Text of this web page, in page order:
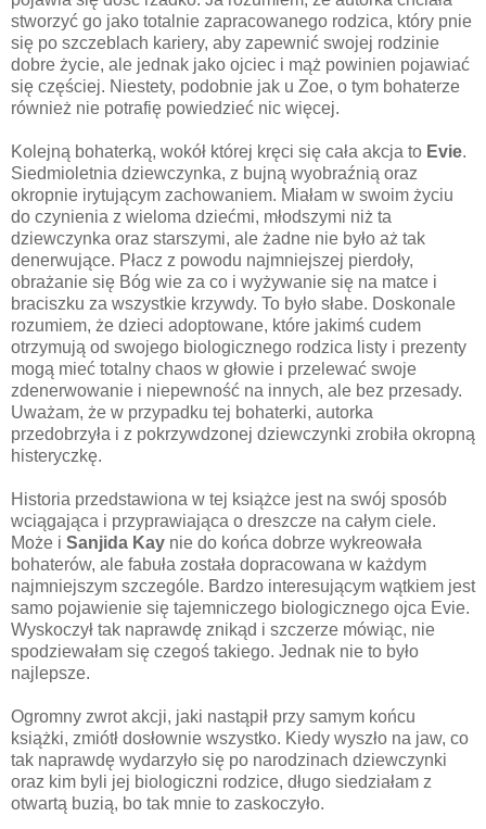
stworzyć go jako totalnie zapracowanego rodzica, który pnie
się po szczeblach kariery, aby zapewnić swojej rodzinie
dobre życie, ale jednak jako ojciec i mąż powinien pojawiać
się częściej. Niestety, podobnie jak u Zoe, o tym bohaterze
również nie potrafię powiedzieć nic więcej.
Kolejną bohaterką, wokół której kręci się cała akcja to Evie.
Siedmioletnia dziewczynka, z bujną wyobraźnią oraz
okropnie irytującym zachowaniem. Miałam w swoim życiu
do czynienia z wieloma dziećmi, młodszymi niż ta
dziewczynka oraz starszymi, ale żadne nie było aż tak
denerwujące. Płacz z powodu najmniejszej pierdoły,
obrażanie się Bóg wie za co i wyżywanie się na matce i
braciszku za wszystkie krzywdy. To było słabe. Doskonale
rozumiem, że dzieci adoptowane, które jakimś cudem
otrzymują od swojego biologicznego rodzica listy i prezenty
mogą mieć totalny chaos w głowie i przelewać swoje
zdenerwowanie i niepewność na innych, ale bez przesady.
Uważam, że w przypadku tej bohaterki, autorka
przedobrzyła i z pokrzywdzonej dziewczynki zrobiła okropną
histeryczkę.
Historia przedstawiona w tej książce jest na swój sposób
wciągająca i przyprawiająca o dreszcze na całym ciele.
Może i Sanjida Kay nie do końca dobrze wykreowała
bohaterów, ale fabuła została dopracowana w każdym
najmniejszym szczególe. Bardzo interesującym wątkiem jest
samo pojawienie się tajemniczego biologicznego ojca Evie.
Wyskoczył tak naprawdę znikąd i szczerze mówiąc, nie
spodziewałam się czegoś takiego. Jednak nie to było
najlepsze.
Ogromny zwrot akcji, jaki nastąpił przy samym końcu
książki, zmiótł dosłownie wszystko. Kiedy wyszło na jaw, co
tak naprawdę wydarzyło się po narodzinach dziewczynki
oraz kim byli jej biologiczni rodzice, długo siedziałam z
otwartą buzią, bo tak mnie to zaskoczyło.